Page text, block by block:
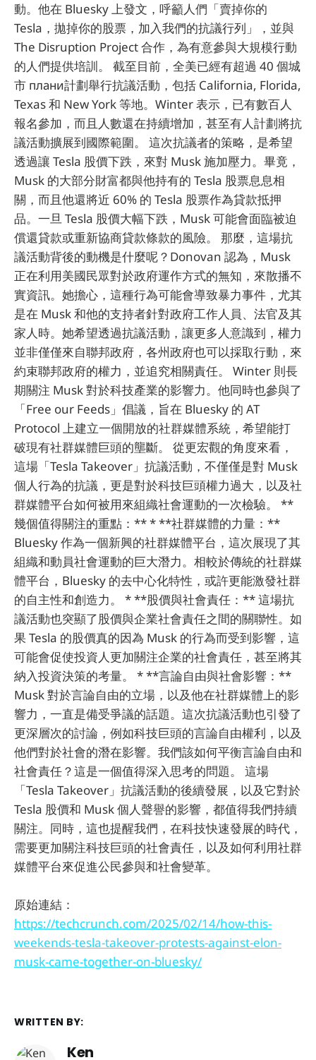
動。他在 Bluesky 上發文，呼籲人們「賣掉你的
Tesla，拋掉你的股票，加入我們的抗議行列」，並與
The Disruption Project 合作，為有意參與大規模行動
的人們提供培訓。 截至目前，全美已經有超過 40 個城
市 плани計劃舉行抗議活動，包括 California, Florida,
Texas 和 New York 等地。Winter 表示，已有數百人
報名參加，而且人數還在持續增加，甚至有人計劃將抗
議活動擴展到國際範圍。 這次抗議者的策略，是希望
透過讓 Tesla 股價下跌，來對 Musk 施加壓力。畢竟，
Musk 的大部分財富都與他持有的 Tesla 股票息息相
關，而且他還將近 60% 的 Tesla 股票作為貸款抵押
品。一旦 Tesla 股價大幅下跌，Musk 可能會面臨被迫
償還貸款或重新協商貸款條款的風險。 那麼，這場抗
議活動背後的動機是什麼呢？Donovan 認為，Musk
正在利用美國民眾對於政府運作方式的無知，來散播不
實資訊。她擔心，這種行為可能會導致暴力事件，尤其
是在 Musk 和他的支持者針對政府工作人員、法官及其
家人時。她希望透過抗議活動，讓更多人意識到，權力
並非僅僅來自聯邦政府，各州政府也可以採取行動，來
約束聯邦政府的權力，並追究相關責任。 Winter 則長
期關注 Musk 對於科技產業的影響力。他同時也參與了
「Free our Feeds」倡議，旨在 Bluesky 的 AT
Protocol 上建立一個開放的社群媒體系統，希望能打
破現有社群媒體巨頭的壟斷。 從更宏觀的角度來看，
這場「Tesla Takeover」抗議活動，不僅僅是對 Musk
個人行為的抗議，更是對於科技巨頭權力過大，以及社
群媒體平台如何被用來組織社會運動的一次檢驗。 **
幾個值得關注的重點：** * **社群媒體的力量：**
Bluesky 作為一個新興的社群媒體平台，這次展現了其
組織和動員社會運動的巨大潛力。相較於傳統的社群媒
體平台，Bluesky 的去中心化特性，或許更能激發社群
的自主性和創造力。 * **股價與社會責任：** 這場抗
議活動也突顯了股價與企業社會責任之間的關聯性。如
果 Tesla 的股價真的因為 Musk 的行為而受到影響，這
可能會促使投資人更加關注企業的社會責任，甚至將其
納入投資決策的考量。 * **言論自由與社會影響：**
Musk 對於言論自由的立場，以及他在社群媒體上的影
響力，一直是備受爭議的話題。這次抗議活動也引發了
更深層次的討論，例如科技巨頭的言論自由權利，以及
他們對於社會的潛在影響。我們該如何平衡言論自由和
社會責任？這是一個值得深入思考的問題。 這場
「Tesla Takeover」抗議活動的後續發展，以及它對於
Tesla 股價和 Musk 個人聲譽的影響，都值得我們持續
關注。同時，這也提醒我們，在科技快速發展的時代，
需要更加關注科技巨頭的社會責任，以及如何利用社群
媒體平台來促進公民參與和社會變革。
原始連結：
https://techcrunch.com/2025/02/14/how-this-
weekends-tesla-takeover-protests-against-elon-
musk-came-together-on-bluesky/
WRITTEN BY:
Ken